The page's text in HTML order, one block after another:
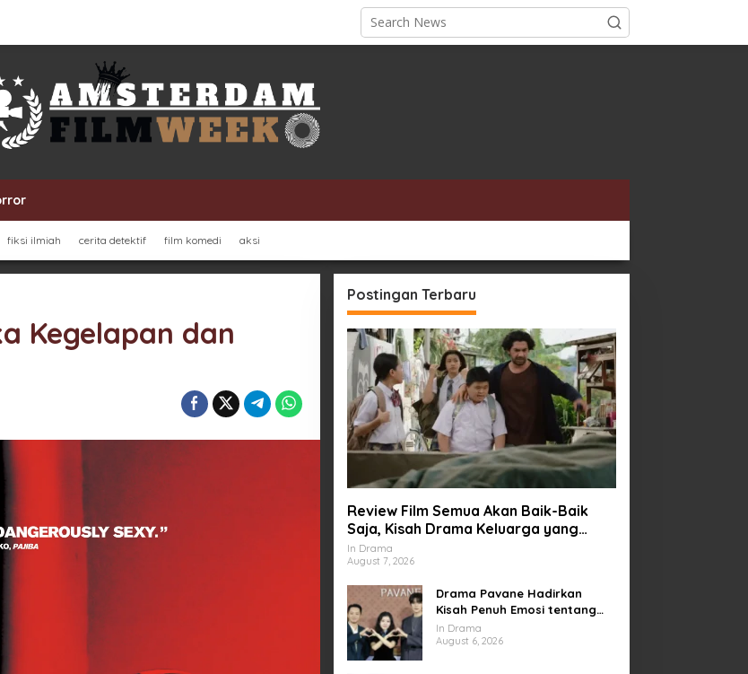
fiksi ilmiah cerita detektif film komedi aksi
Kegelapan dan
Postingan Terbaru
Review Film Semua Akan Baik-Baik
Saja, Kisah Drama Keluarga yang
Sarat Makna tentang Kehilangan dan
Harapan
In Drama
August 7, 2026
Drama Pavane Hadirkan
Kisah Penuh Emosi tentang
Cinta, Penyesalan, dan
Kesempatan Memulai Kembali
In Drama
August 6, 2026